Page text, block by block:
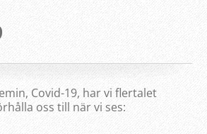
Covid-19, har vi flertalet
oss till när vi ses: